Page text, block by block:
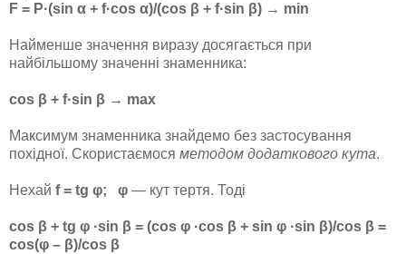
F = P·(sin α + f·cos α)/(cos β + f·sin β) → min
Найменше значення виразу досягається при
найбільшому значенні знаменника:
cos β + f·sin β → max
Максимум знаменника знайдемо без застосування
похідної. Скористаємося методом додаткового кута.
Нехай f = tg φ; φ — кут тертя. Тоді
cos β + tg φ ·sin β = (cos φ ·cos β + sin φ ·sin β)/cos β =
cos(φ – β)/cos β